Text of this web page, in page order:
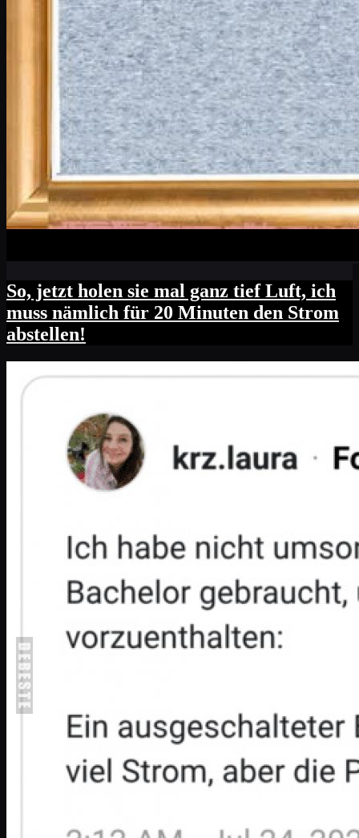
So, jetzt holen sie mal ganz tief Luft, ich
muss nämlich für 20 Minuten den Strom
abstellen!